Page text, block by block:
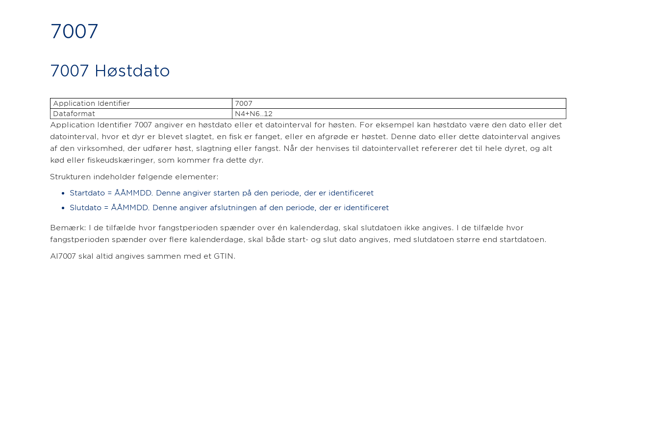
7007
7007 Høstdato
Application Identifier
7007
Dataformat
N4+N6..12
Application Identifier 7007 angiver en høstdato eller et datointerval for høsten. For eksempel kan høstdato være den dato eller det
datointerval, hvor et dyr er blevet slagtet, en fisk er fanget, eller en afgrøde er høstet. Denne dato eller dette datointerval angives
af den virksomhed, der udfører høst, slagtning eller fangst. Når der henvises til datointervallet refererer det til hele dyret, og alt
kød eller fiskeudskæringer, som kommer fra dette dyr.
Strukturen indeholder følgende elementer:
Startdato = ÅÅMMDD. Denne angiver starten på den periode, der er identificeret
Slutdato = ÅÅMMDD. Denne angiver afslutningen af den periode, der er identificeret
Bemærk: I de tilfælde hvor fangstperioden spænder over én kalenderdag, skal slutdatoen ikke angives. I de tilfælde hvor
fangstperioden spænder over flere kalenderdage, skal både start- og slut dato angives, med slutdatoen større end startdatoen.
AI7007 skal altid angives sammen med et GTIN.